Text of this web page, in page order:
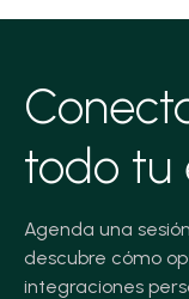
todo tu
Agenda una
descubre cómo
integraciones